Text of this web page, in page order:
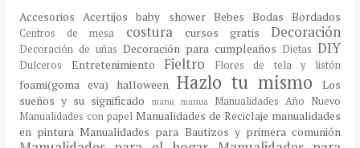
Accesorios Acertijosbaby shower Bebes BodasBordados
Centros de mesa costura cursos gratisDecoración
Decoración de uñas Decoración para cumpleaños DietasDIY
Dulceros Entretenimiento Fieltro Flores de tela y listón
foami(goma eva) halloween Hazlo tu mismoLos
sueños y su significado
manu manua Manualidades Año Nuevo
Manualidades con papel Manualidades de Reciclaje manualidades
en pinturaManualidades para Bautizos y primera comunión